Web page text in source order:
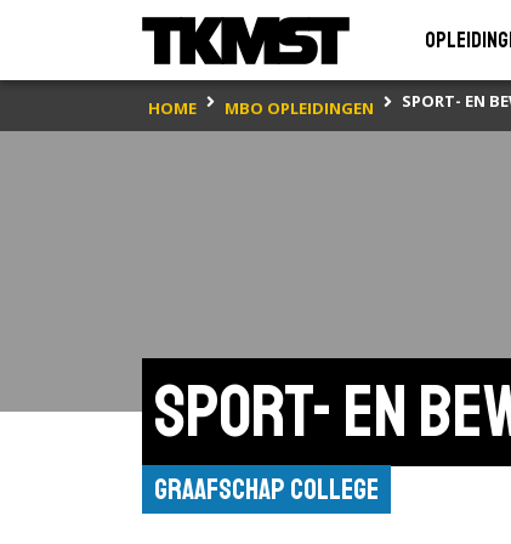
HOME MBO OPLEIDINGEN SPORT- EN
Sport- en
Graafschap College